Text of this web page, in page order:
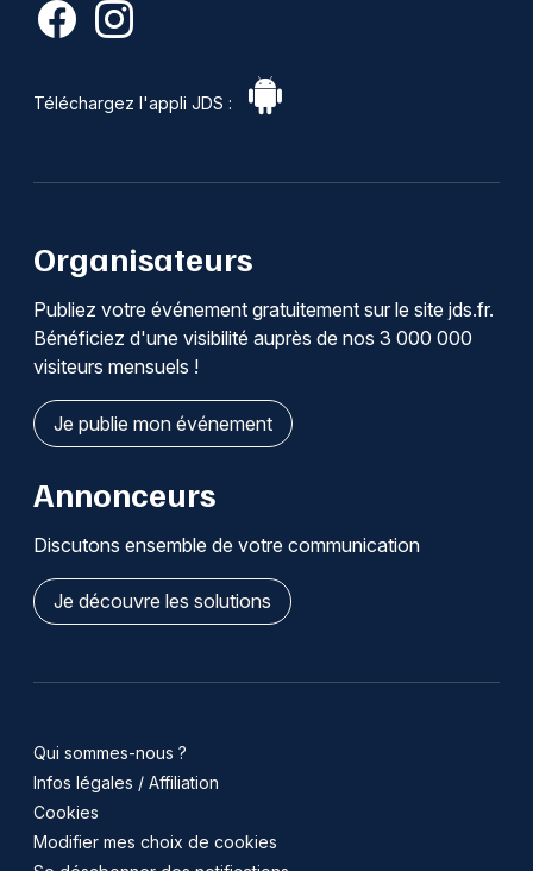
Téléchargez l'appli JDS :
Organisateurs
Publiez votre événement gratuitement sur le site jds.fr.
Bénéficiez d'une visibilité auprès de nos 3 000 000
visiteurs mensuels !
Je publie mon événement
Annonceurs
Discutons ensemble de votre communication
Je découvre les solutions
Qui sommes-nous ?
Infos légales / Affiliation
Cookies
Modifier mes choix de cookies